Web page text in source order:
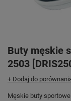
Buty męskie
2503
+ Dodaj do
Męskie buty